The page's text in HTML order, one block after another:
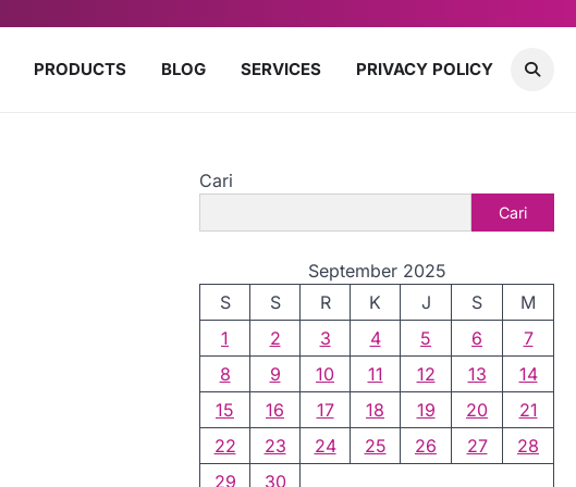
PRODUCTS BLOG SERVICES PRIVACY POLICY
Cari
Cari
September 2025
S
S R K J S
M
1
2 3 4 5 6
7
8
9 10 11 12 13
14
15
16 17 18 19 20
21
22
23 24 25 26 27
28
29
30